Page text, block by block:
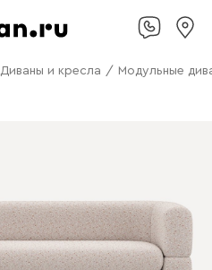
Диваны и кресла / Модульные